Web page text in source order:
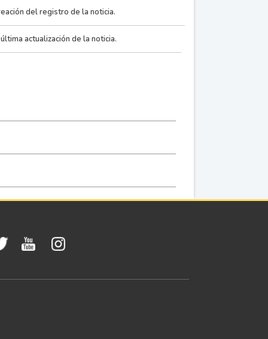
del
escena de las
un hombre de
del color del
2012-
del registro de la noticia.
actualización de la noticia.